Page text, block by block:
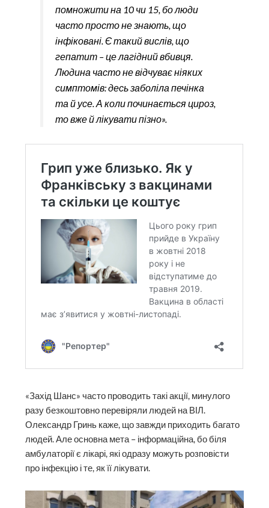
помножити на 10 чи 15, бо люди
часто просто не знають, що
інфіковані. Є такий вислів, що
гепатит – це лагідний вбивця.
Людина часто не відчуває ніяких
симптомів: десь заболіла печінка
та й усе. А коли починається цироз,
то вже й лікувати пізно».
«Захід Шанс» часто проводить такі акції, минулого
разу безкоштовно перевіряли людей на ВІЛ.
Олександр Гринь каже, що завжди приходить багато
людей. Але основна мета – інформаційна, бо біля
амбулаторії є лікарі, які одразу можуть розповісти
про інфекцію і те, як її лікувати.